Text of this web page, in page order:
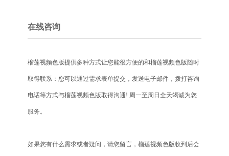
吨辉绿岩
石料生产
砂生产线
制砂生产
在线咨询
榴莲视频色版提供多种方式让您能很方便的和榴莲视频色版随时
取得联系：您可以通过需求表单提交，发送电子邮件，拨打咨询
电话等方式与榴莲视频色版取得沟通! 周一至周日全天竭诚为您
服务。
如果您有什么需求或者疑问，请您留言，榴莲视频色版收到后会